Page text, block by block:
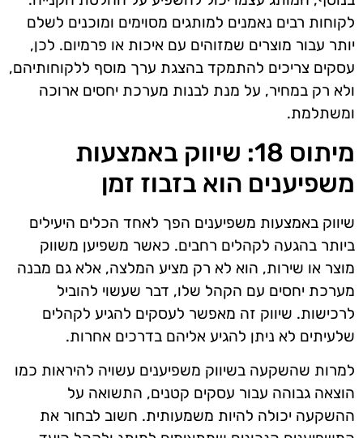
לקוחות רבים נאמנים למותגים מסוימים ומוכנים לשלם
יותר עבור מוצרים שמזוהים עם איכות או פרמיום. לכן,
עסקים צריכים להתמקד בהצגת ערך מוסף ללקוחותיהם,
ולא רק במחיר, על מנת לבנות מערכת יחסים ארוכה
ומשתלמת.
מיתוס 18: שיווק באמצעות
משפיענים הוא בזבוז זמן
שיווק באמצעות משפיענים הפך לאחד הכלים היעילים
ביותר בהגעה לקהלים רחבים. כאשר משפיען משווק
מוצר או שירות, הוא לא רק מציע המלצה, אלא גם מבנה
מערכת יחסים עם הקהל שלו, דבר שעשוי להוביל
לרכישות. שיווק זה מאפשר לעסקים להגיע לקהלים
שלעיתים לא ניתן להגיע אליהם בדרכים אחרות.
למרות שהשקעה בשיווק משפיענים עשויה להיראות כמו
הוצאה גבוהה עבור עסקים קטנים, התשואה על
ההשקעה יכולה להיות משמעותית. חשוב לבחור את